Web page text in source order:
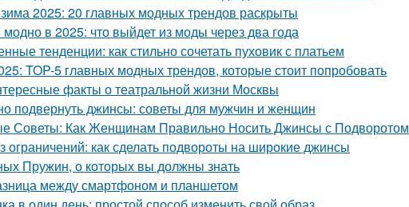
2025: 20 главных модных трендов раскрыты
в 2025: что выйдет из моды через два года
тенденции: как стильно сочетать пуховик с платьем
TOP-5 главных модных трендов, которые стоит попробовать
факты о театральной жизни Москвы
подвернуть джинсы: советы для мужчин и женщин
Советы: Как Женщинам Правильно Носить Джинсы с Подворотом
ограничений: как сделать подвороты на широкие джинсы
Пружин, о которых вы должны знать
между смартфоном и планшетом